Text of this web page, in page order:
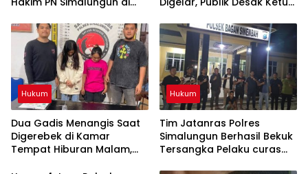
Pematangsiantar Diperiksa
Hukum
Dua Gadis Menangis Saat
Digerebek di Kamar
Tempat Hiburan Malam,
Hukum
Tim Jatanras Polres
Simalungun Berhasil Bekuk
Tersangka Pelaku curas